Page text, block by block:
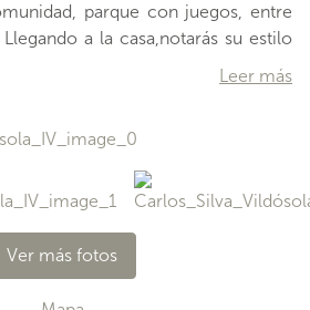
parque con juegos, entre
a la casa,notarás su estilo
primera vista;pasas un pequeño
antejardín lleno de árboles
que verás son ventanales que
pequeño, que llena de luz este
la izquierda y derecha. Por el lado
Leer más
Ver más fotos